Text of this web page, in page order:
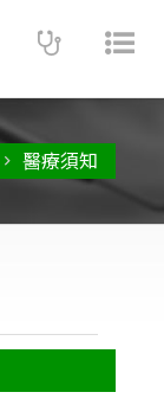
醫療須知